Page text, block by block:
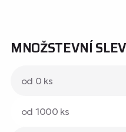
MNOŽSTEVNÍ
od 0 ks
od 1000 ks